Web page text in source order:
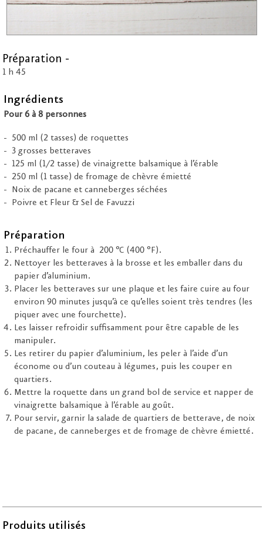
Préparation -
1 h 45
Ingrédients
Pour 6 à 8 personnes
500 ml (2 tasses) de roquettes
3 grosses betteraves
125 ml (1/2 tasse) de vinaigrette balsamique à l’érable
250 ml (1 tasse) de fromage de chèvre émietté
Noix de pacane et canneberges séchées
Poivre et Fleur & Sel de Favuzzi
Préparation
Préchauffer le four à 200 °C (400 °F).
Nettoyer les betteraves à la brosse et les emballer dans du
papier d’aluminium.
Placer les betteraves sur une plaque et les faire cuire au four
environ 90 minutes jusqu’à ce qu’elles soient très tendres (les
piquer avec une fourchette).
Les laisser refroidir suffisamment pour être capable de les
manipuler.
Les retirer du papier d’aluminium, les peler à l’aide d’un
économe ou d’un couteau à légumes, puis les couper en
quartiers.
Mettre la roquette dans un grand bol de service et napper de
vinaigrette balsamique à l’érable au goût.
Pour servir, garnir la salade de quartiers de betterave, de noix
de pacane, de canneberges et de fromage de chèvre émietté.
Produits utilisés